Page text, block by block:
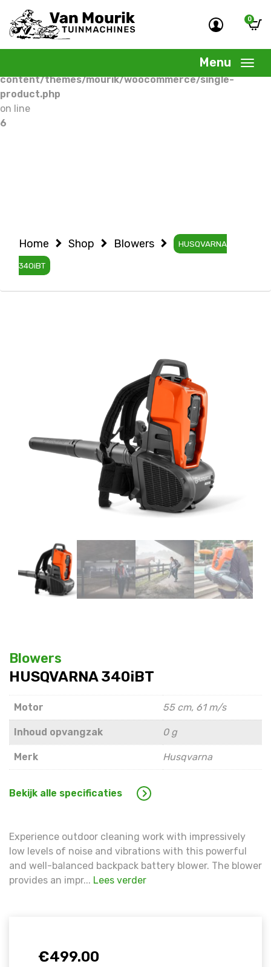
Warning
: Undefined variable $woocommercepage in
/home/allermedia/domains/vanmourik-
content/themes/mourik/woocommerce/single-
product.php
on line
6
0
Menu
Home Shop Blowers HUSQVARNA
340iBT
Blowers
HUSQVARNA 340iBT
Motor 55 cm, 61 m/s
Inhoud opvangzak 0 g
Merk Husqvarna
Bekijk alle specificaties
Experience outdoor cleaning work with impressively
low levels of noise and vibrations with this powerful
and well-balanced backpack battery blower. The blower
provides an impr... Lees verder
€499.00